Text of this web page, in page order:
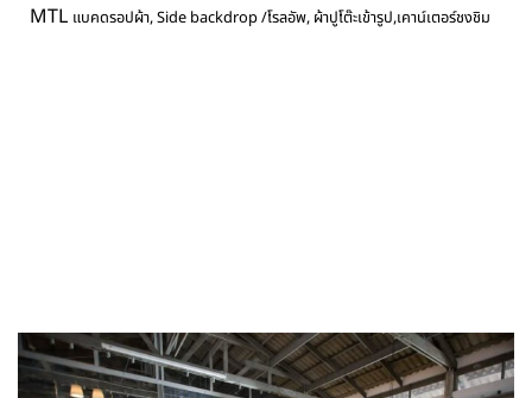
MTL แบคดรอปผ้า, Side backdrop /โรลอัพ, ผ้าปูโต๊ะเข้ารูป,เคาน์เตอร์ชงชิม